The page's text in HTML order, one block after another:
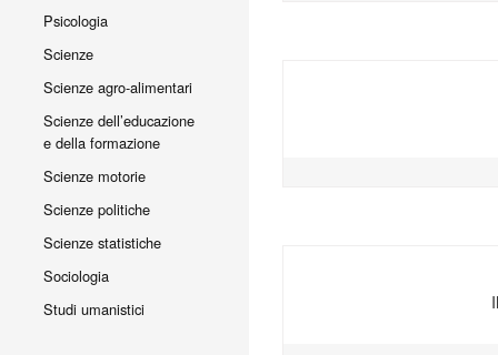
Psicologia
Scienze
Scienze agro-alimentari
Scienze dell’educazione
e della formazione
Scienze motorie
Scienze politiche
Scienze statistiche
Sociologia
Studi umanistici